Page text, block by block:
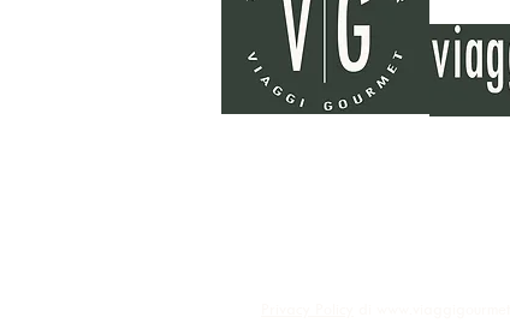
L'Orangerie: Un Viaggio
Gastronomico Memorabile